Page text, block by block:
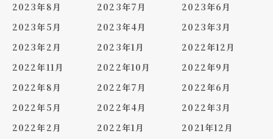
2023年8月
2023年7月
2023年6月
2023年5月
2023年4月
2023年3月
2023年2月
2023年1月
2022年12月
2022年11月
2022年10月
2022年9月
2022年8月
2022年7月
2022年6月
2022年5月
2022年4月
2022年3月
2022年2月
2022年1月
2021年12月